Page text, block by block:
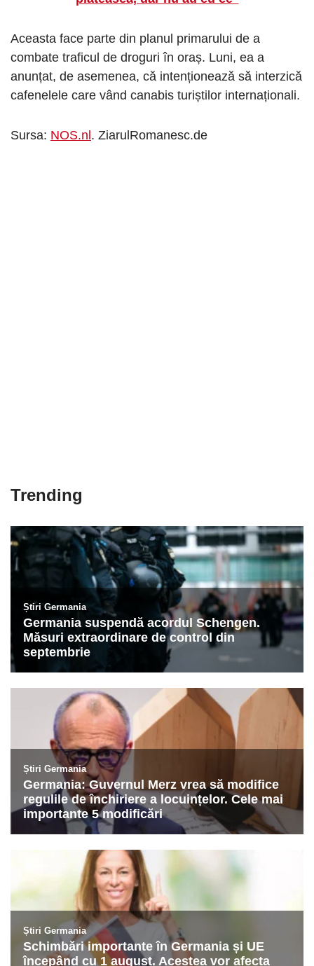
Aceasta face parte din planul primarului de a
combate traficul de droguri în oraș. Luni, ea a
anunțat, de asemenea, că intenționează să interzică
cafenelele care vând canabis turiștilor internaționali.
Sursa: NOS.nl . ZiarulRomanesc.de
Trending